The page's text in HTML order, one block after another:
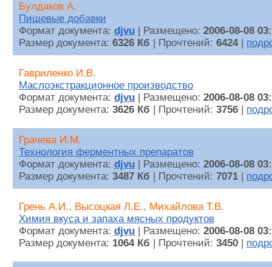
Булдаков А.
Пищевые добавки
Формат документа: djvu | Размещено: 2006-08-08
Размер документа: 6326 Кб | Прочтений: 6424|
Гавриленко И.В.
Маслоэкстракционное производство
Формат документа: djvu | Размещено: 2006-08-08
Размер документа: 3626 Кб | Прочтений: 3756
Грачева И.М.
Технология ферментных препаратов
Формат документа: djvu | Размещено: 2006-08-08
Размер документа: 3487 Кб | Прочтений: 7071
Грень А.И., Высоцкая Л.Е., Михайлова Т.В.
Химия вкуса и запаха мясных продуктов
Формат документа: djvu | Размещено: 2006-08-08
Размер документа: 1064 Кб | Прочтений: 3450